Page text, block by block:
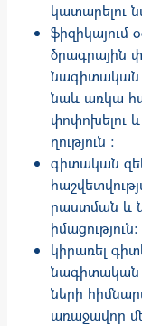
կատարելու
ֆիզիկայում
ծրագրային
նա­գի­տական
նաև առկա
փո­­­­փոխելու
ղություն ։
գիտական
րաստման և
իմացություն:
կիրառել
նա­գիտա­կան
ների
առաջա­վոր